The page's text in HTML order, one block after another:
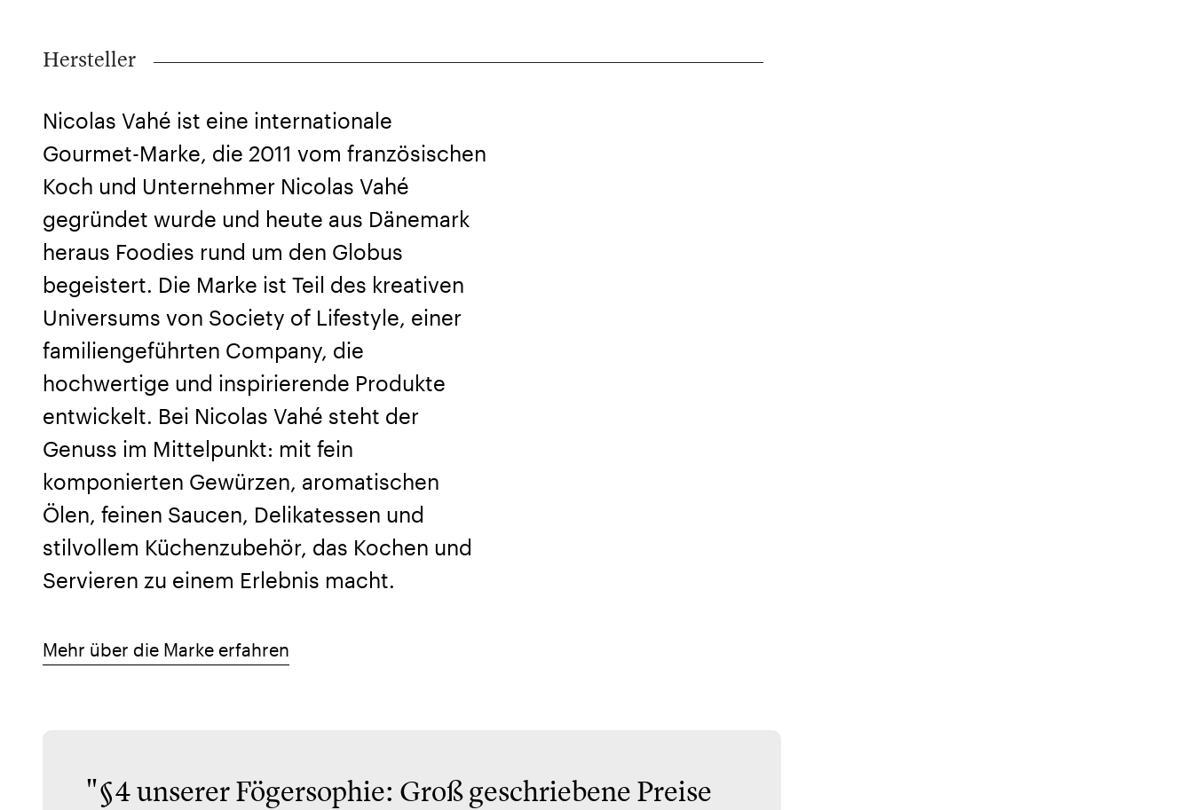
Hersteller
Nicolas Vahé ist eine internationale
Gourmet-Marke, die 2011 vom französischen
Koch und Unternehmer Nicolas Vahé
gegründet wurde und heute aus Dänemark
heraus Foodies rund um den Globus
begeistert. Die Marke ist Teil des kreativen
Universums von Society of Lifestyle, einer
familiengeführten Company, die
hochwertige und inspirierende Produkte
entwickelt. Bei Nicolas Vahé steht der
Genuss im Mittelpunkt: mit fein
komponierten Gewürzen, aromatischen
Ölen, feinen Saucen, Delikatessen und
stilvollem Küchenzubehör, das Kochen und
Servieren zu einem Erlebnis macht.
Mehr über die Marke erfahren
"§4 unserer Fögersophie: Groß geschriebene Preise